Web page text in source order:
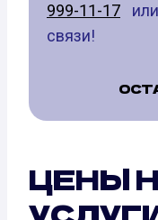
999-11-17
связи!
ЦЕНЫ